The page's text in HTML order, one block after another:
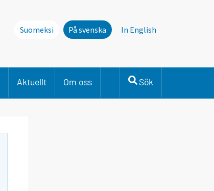
Suomeksi På svenska In English
Aktuellt Om oss Sök